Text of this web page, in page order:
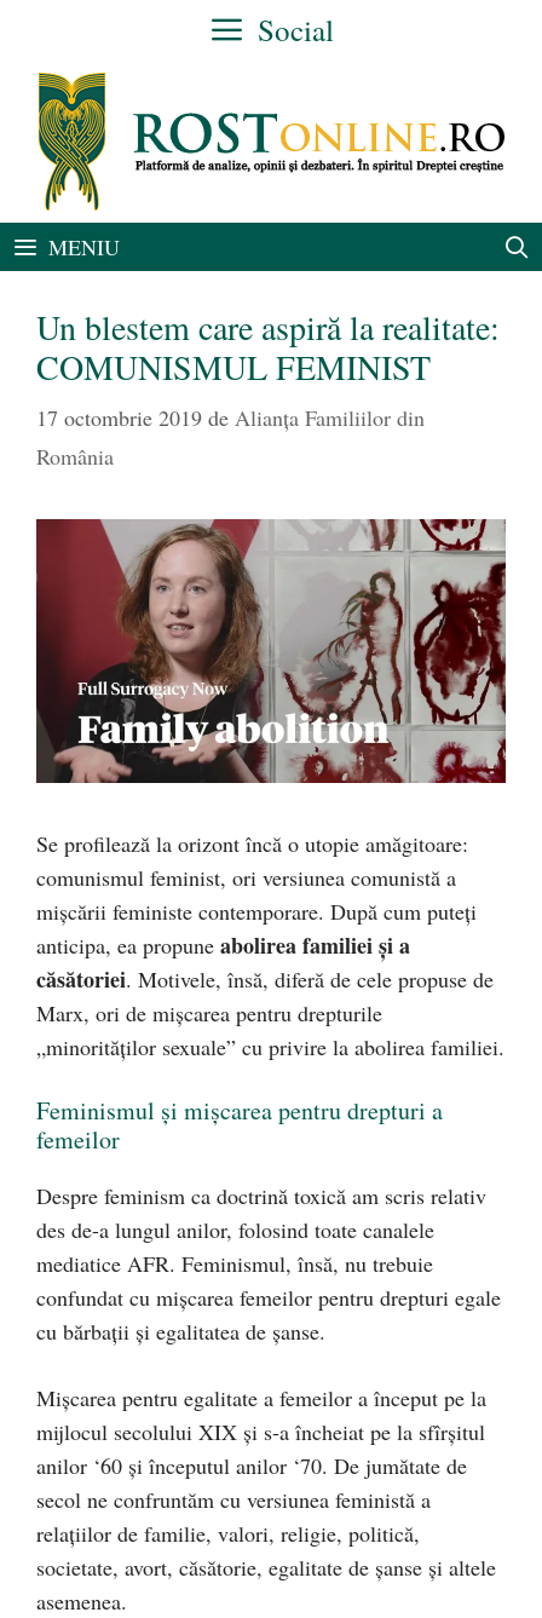
conținut
Social
MENIU
Un blestem care aspiră la realitate:
COMUNISMUL FEMINIST
17 octombrie 2019 de Alianţa Familiilor din
România
Se profilează la orizont încă o utopie amăgitoare:
comunismul feminist, ori versiunea comunistă a
mişcării feministe contemporare. După cum puteţi
anticipa, ea propune abolirea familiei şi a
căsătoriei. Motivele, însă, diferă de cele propuse de
Marx, ori de mişcarea pentru drepturile
„minorităţilor sexuale” cu privire la abolirea familiei.
Feminismul şi mişcarea pentru drepturi a
femeilor
Despre feminism ca doctrină toxică am scris relativ
des de-a lungul anilor, folosind toate canalele
mediatice AFR. Feminismul, însă, nu trebuie
confundat cu mişcarea femeilor pentru drepturi egale
cu bărbaţii şi egalitatea de şanse.
Mişcarea pentru egalitate a femeilor a început pe la
mijlocul secolului XIX şi s-a încheiat pe la sfîrşitul
anilor ‘60 și începutul anilor ‘70. De jumătate de
secol ne confruntăm cu versiunea feministă a
relaţiilor de familie, valori, religie, politică,
societate, avort, căsătorie, egalitate de şanse şi altele
asemenea.